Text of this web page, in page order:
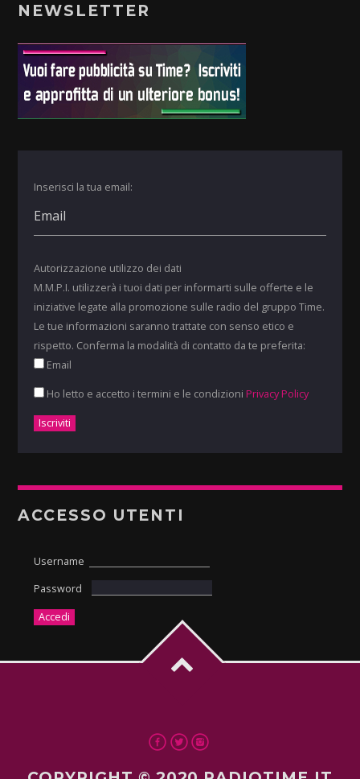
NEWSLETTER
Inserisci la tua email:
Autorizzazione utilizzo dei dati
M.M.P.I. utilizzerà i tuoi dati per informarti sulle offerte e le
iniziative legate alla promozione sulle radio del gruppo Time.
Le tue informazioni saranno trattate con senso etico e
rispetto. Conferma la modalità di contatto da te preferita:
Email
Ho letto e accetto i termini e le condizioni Privacy Policy
ACCESSO UTENTI
Username
Password